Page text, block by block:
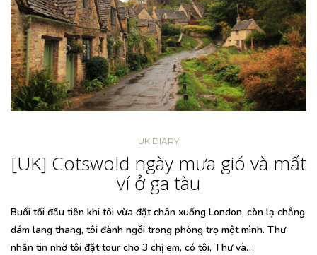
UK DIARY
[UK] Cotswold ngày mưa gió và mất
ví ở ga tàu
Buổi tối đầu tiên khi tôi vừa đặt chân xuống London, còn lạ chẳng
dám lang thang, tôi đành ngồi trong phòng trọ một mình. Thư
nhắn tin nhờ tôi đặt tour cho 3 chị em, có tôi, Thư và…